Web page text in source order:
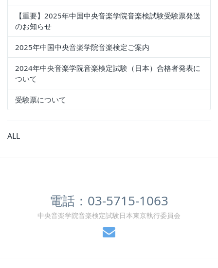
【重要】2025年中国中央音楽学院音楽検試験受験票発送
のお知らせ
2025年中国中央音楽学院音楽検定ご案内
2024年中央音楽学院音楽検定試験（日本）合格者発表に
ついて
受験票について
ALL
電話：03-5715-1063
中央音楽学院音楽検定試験日本東京執行委員会